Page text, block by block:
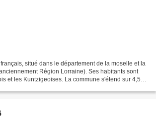
situé dans le département de la moselle et la
Région Lorraine). Ses habitants sont
et les Kuntzigeoises. La commune s'étend sur 4,5